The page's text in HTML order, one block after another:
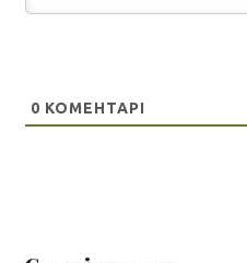
0 КОМЕНТАРІ